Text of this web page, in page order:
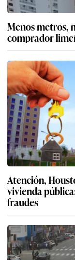
Menos metros,
comprador
Atención,
vivienda
fraudes